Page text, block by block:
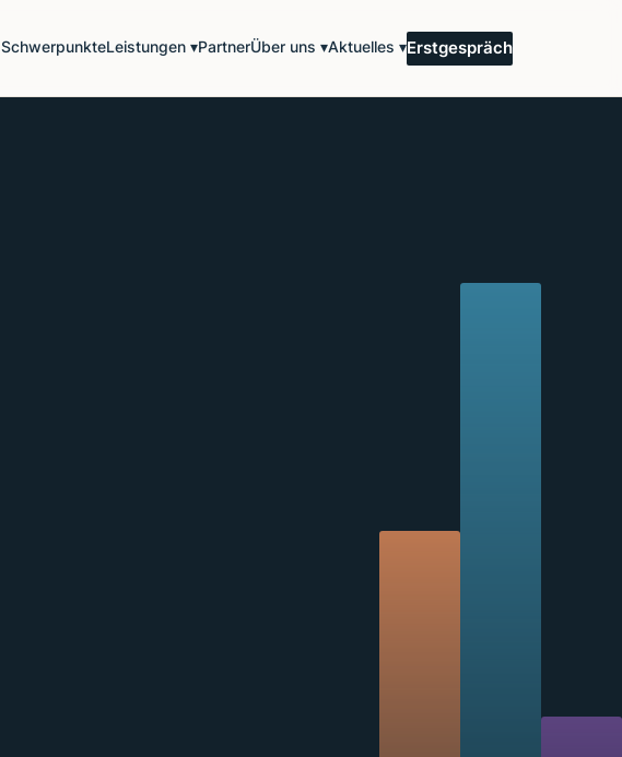
SchwerpunkteLeistungen ▾PartnerÜber uns ▾Aktuelles ▾Erstgespräch